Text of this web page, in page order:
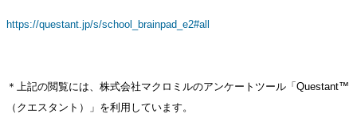
https://questant.jp/s/school_brainpad_e2#all
＊上記の閲覧には、株式会社マクロミルのアンケートツール「Questant™
（クエスタント）」を利用しています。